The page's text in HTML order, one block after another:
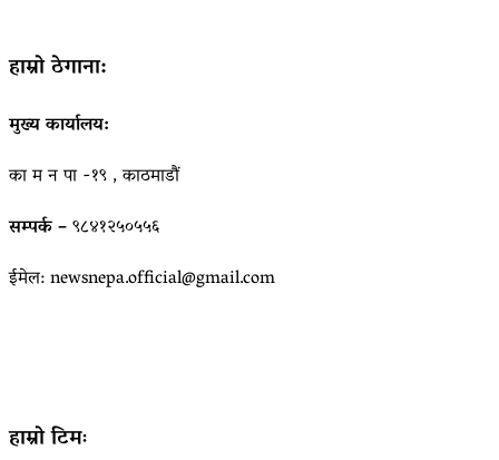
हाम्रो ठेगाना:
मुख्य कार्यालय:
का म न पा -१९ , काठमाडौं
सम्पर्क –९८४१२५०५५६
ईमेल: newsnepa.official@gmail.com
हाम्रो टिमः